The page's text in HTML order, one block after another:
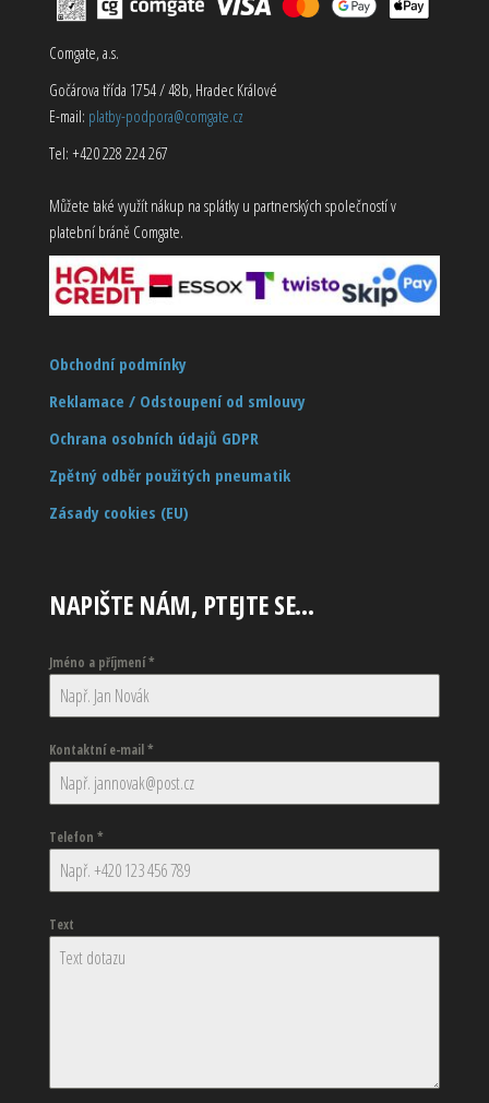
Comgate, a.s.
Gočárova třída 1754 / 48b, Hradec Králové
E-mail: platby-podpora@comgate.cz
Tel: +420 228 224 267
Můžete také využít nákup na splátky u partnerských společností v
platební bráně Comgate.
Obchodní podmínky
Reklamace / Odstoupení od smlouvy
Ochrana osobních údajů GDPR
Zpětný odběr použitých pneumatik
Zásady cookies (EU)
NAPIŠTE NÁM, PTEJTE SE…
Jméno a příjmení*
Kontaktní e-mail*
Telefon *
Text